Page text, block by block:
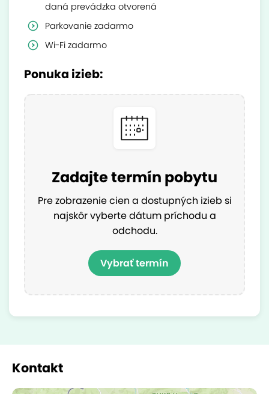
daná prevádzka otvorená
Parkovanie zadarmo
Wi-Fi zadarmo
Ponuka izieb:
Zadajte termín pobytu
Pre zobrazenie cien a dostupných izieb si
najskôr vyberte dátum príchodu a
odchodu.
Vybrať termín
Kontakt